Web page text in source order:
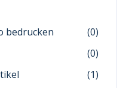
bedrucken
(0)
(0)
(1)